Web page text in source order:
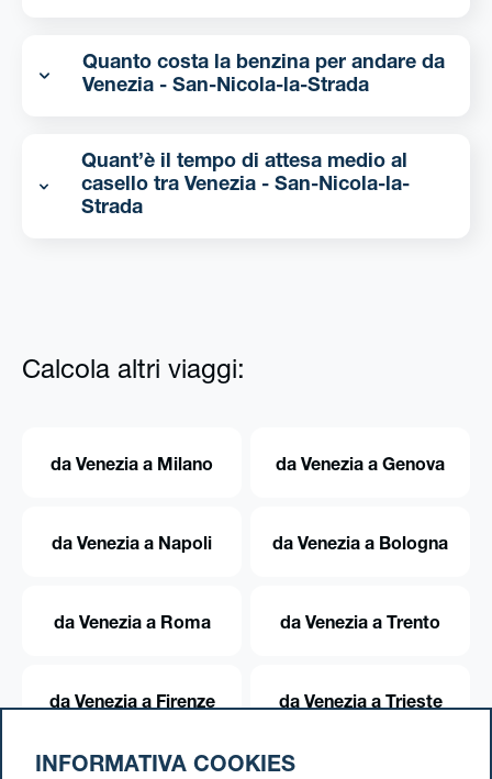
Quanto costa la benzina per andare da
Venezia - San-Nicola-la-Strada
Quant’è il tempo di attesa medio al
casello tra Venezia - San-Nicola-la-
Strada
Calcola altri viaggi:
da Venezia a Milano da Venezia a Genova
da Venezia a Napoli da Venezia a Bologna
da Venezia a Roma da Venezia a Trento
da Venezia a Firenze da Venezia a Trieste
INFORMATIVA COOKIES